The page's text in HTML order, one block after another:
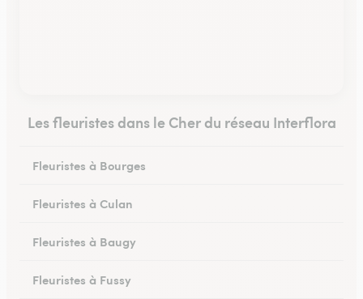
Les fleuristes dans le Cher du réseau Interflora
Fleuristes à Bourges
Fleuristes à Culan
Fleuristes à Baugy
Fleuristes à Fussy